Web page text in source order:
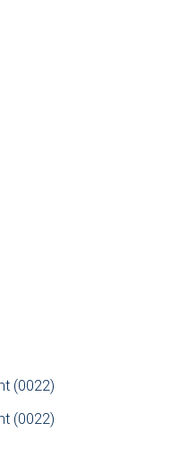
(0022)
(0022)